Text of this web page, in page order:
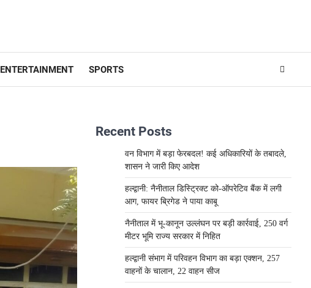
ENTERTAINMENT SPORTS
Recent Posts
वन विभाग में बड़ा फेरबदल! कई अधिकारियों के तबादले,
शासन ने जारी किए आदेश
हल्द्वानी: नैनीताल डिस्ट्रिक्ट को-ऑपरेटिव बैंक में लगी
आग, फायर ब्रिगेड ने पाया काबू
नैनीताल में भू-कानून उल्लंघन पर बड़ी कार्रवाई, 250 वर्ग
मीटर भूमि राज्य सरकार में निहित
हल्द्वानी संभाग में परिवहन विभाग का बड़ा एक्शन, 257
वाहनों के चालान, 22 वाहन सीज